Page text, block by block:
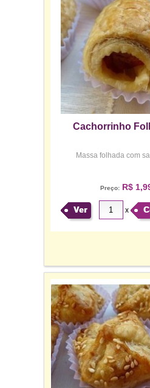
Cachorrinho
Massa folhada com
Preço:R$
Ver x